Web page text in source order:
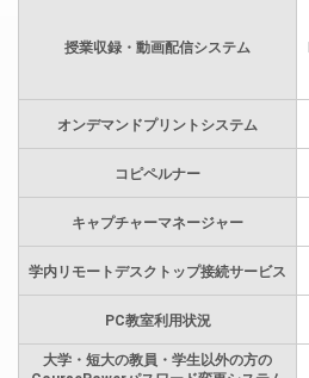
授業収録・動画配信システム
オンデマンドプリントシステム
コピペルナー
キャプチャーマネージャー
学内リモートデスクトップ接続サービス
PC教室利用状況
大学・短大の教員・学生以外の方の